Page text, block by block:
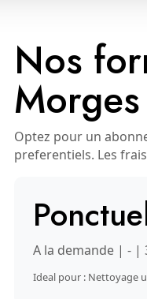
Nos
Morges
Optez pour un
preferentiels. Les
A la demande | - |
Ideal pour : Nettoyage